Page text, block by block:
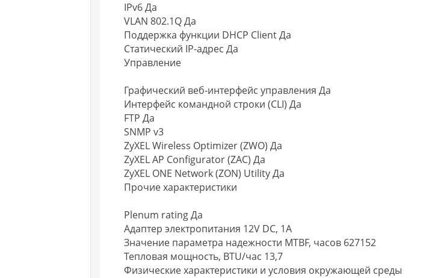
IPv6 Да
VLAN 802.1Q Да
Поддержка функции DHCP Client Да
Статический IP-адрес Да
Управление
Графический веб-интерфейс управления Да
Интерфейс командной строки (CLI) Да
FTP Да
SNMP v3
ZyXEL Wireless Optimizer (ZWO) Да
ZyXEL AP Configurator (ZAC) Да
ZyXEL ONE Network (ZON) Utility Да
Прочие характеристики
Plenum rating Да
Адаптер электропитания 12V DC, 1A
Значение параметра надежности MTBF, часов 627152
Тепловая мощность, BTU/час 13,7
Физические характеристики и условия окружающей среды